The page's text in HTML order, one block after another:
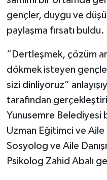
gençler, duygu ve
paylaşma fırsatı buldu.
“Dertleşmek, çözüm
dökmek isteyen
sizi dinliyoruz”
tarafından
Yunusemre Belediyesi
Uzman Eğitimci ve Aile
Sosyolog ve Aile
Psikolog Zahid Abalı